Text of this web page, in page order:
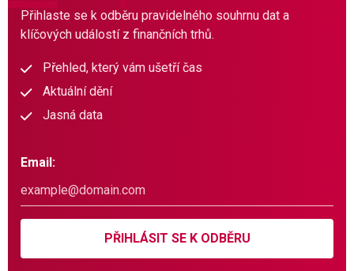
Přihlaste se k odběru pravidelného souhrnu dat a
klíčových událostí z finančních trhů.
Přehled, který vám ušetří čas
Aktuální dění
Jasná data
Email:
PŘIHLÁSIT SE K ODBĚRU